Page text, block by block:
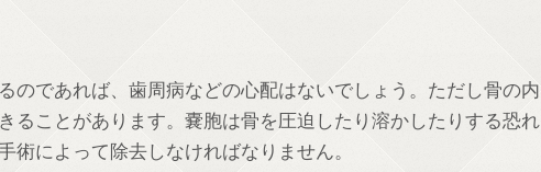
のであれば、歯周病などの心配はないでしょう。ただし骨の内
ることがあります。嚢胞は骨を圧迫したり溶かしたりする恐れ
術によって除去しなければなりません。